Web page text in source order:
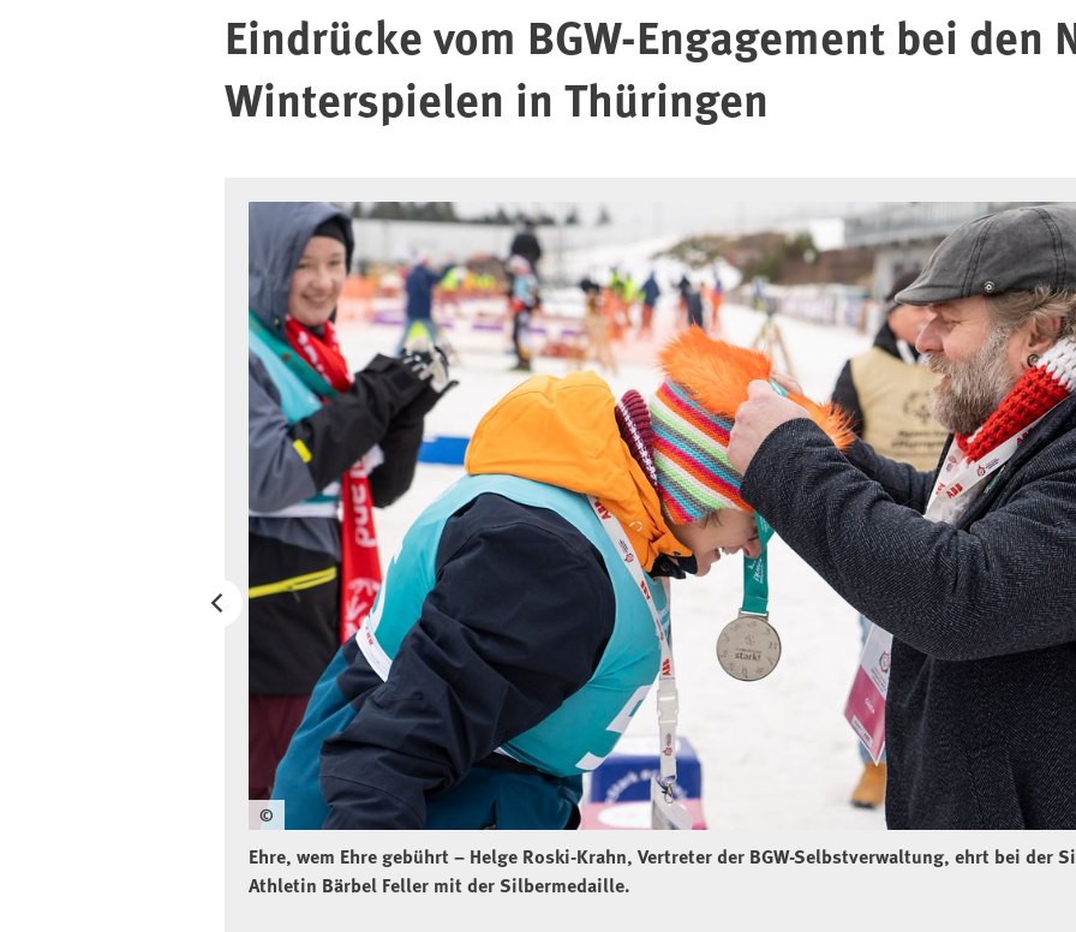
Eindrücke vom BGW-Engagement bei den
Winterspielen in Thüringen
©
Ehre, wem Ehre gebührt – Helge Roski-Krahn, Vertreter der BGW-Selbstverwaltung, ehrt bei der
Athletin Bärbel Feller mit der Silbermedaille.